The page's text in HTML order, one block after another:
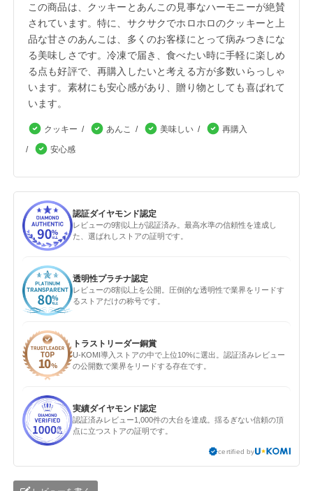
この商品は、クッキーとあんこの見事なハーモニーが絶賛
されています。特に、サクサクでホロホロのクッキーと上
品な甘さのあんこは、多くのお客様にとって病みつきにな
る美味しさです。冷凍で届き、食べたい時に手軽に楽しめ
る点も好評で、再購入したいと考える方が多数いらっしゃ
います。素材にも安心感があり、贈り物としても喜ばれて
います。
クッキー あんこ 美味しい 再購入
安心感
認証ダイヤモンド認定
レビューの9割以上が認証済み。最高水準の信頼性を達成し
た、選ばれしストアの証明です。
透明性プラチナ認定
レビューの8割以上を公開。圧倒的な透明性で業界をリードす
るストアだけの称号です。
トラストリーダー銅賞
U-KOMI導入ストアの中で上位10%に選出。認証済みレビュー
の公開数で業界をリードする存在です。
実績ダイヤモンド認定
認証済みレビュー1,000件の大台を達成。揺るぎない信頼の頂
点に立つストアの証明です。
certified by